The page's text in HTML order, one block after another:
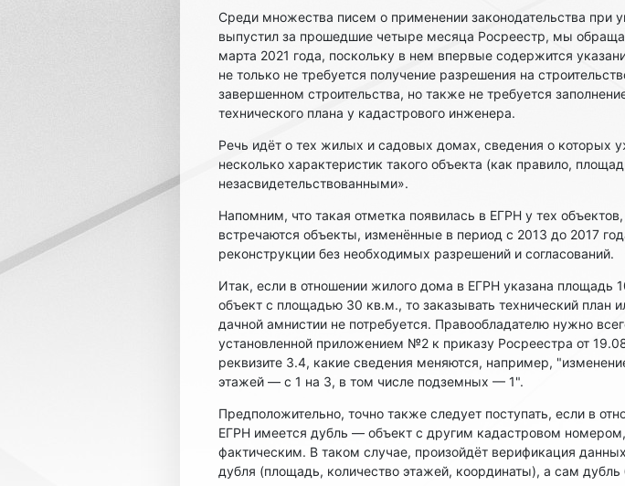
Среди множества писем о применении законодательства
выпустил за прошедшие четыре месяца Росреестр, мы
марта 2021 года, поскольку в нем впервые содержится
не только не требуется получение разрешения на
завершенном строительства, но также не требуется
технического плана у кадастрового инженера.
Речь идёт о тех жилых и садовых домах, сведения о которых
несколько характеристик такого объекта (как правило,
незасвидетельствованными».
Напомним, что такая отметка появилась в ЕГРН у тех
встречаются объекты, изменённые в период с 2013 до 2017
реконструкции без необходимых разрешений и согласований.
Итак, если в отношении жилого дома в ЕГРН указана площадь
объект с площадью 30 кв.м., то заказывать технический план
дачной амнистии не потребуется. Правообладателю нужно
установленной приложением №2 к приказу Росреестра от
реквизите 3.4, какие сведения меняются, например,
этажей — с 1 на 3, в том числе подземных — 1".
Предположительно, точно также следует поступать, если в
ЕГРН имеется дубль — объект с другим кадастровом
фактическим. В таком случае, произойдёт верификация
дубля (площадь, количество этажей, координаты), а сам дубль